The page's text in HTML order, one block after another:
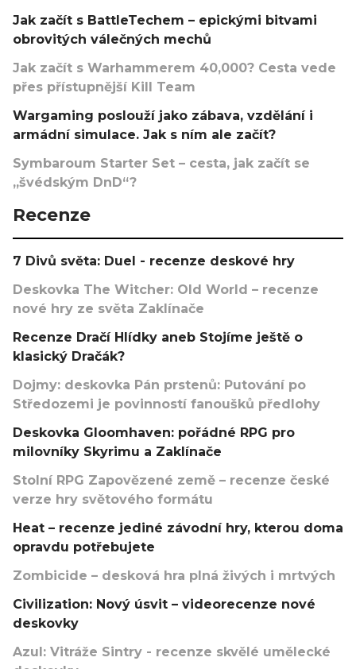
Jak začít s BattleTechem – epickými bitvami
obrovitých válečných mechů
Jak začít s Warhammerem 40,000? Cesta vede
přes přístupnější Kill Team
Wargaming poslouží jako zábava, vzdělání i
armádní simulace. Jak s ním ale začít?
Symbaroum Starter Set – cesta, jak začít se
„švédským DnD“?
Recenze
7 Divů světa: Duel - recenze deskové hry
Deskovka The Witcher: Old World – recenze
nové hry ze světa Zaklínače
Recenze Dračí Hlídky aneb Stojíme ještě o
klasický Dračák?
Dojmy: deskovka Pán prstenů: Putování po
Středozemi je povinností fanoušků předlohy
Deskovka Gloomhaven: pořádné RPG pro
milovníky Skyrimu a Zaklínače
Stolní RPG Zapovězené země – recenze české
verze hry světového formátu
Heat – recenze jediné závodní hry, kterou doma
opravdu potřebujete
Zombicide – desková hra plná živých i mrtvých
Civilization: Nový úsvit – videorecenze nové
deskovky
Azul: Vitráže Sintry - recenze skvělé umělecké